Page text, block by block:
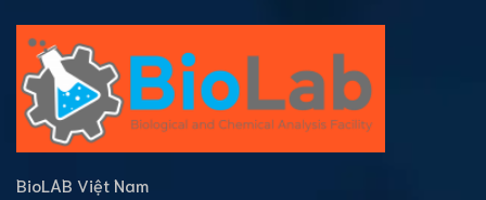
BioLAB Việt Nam